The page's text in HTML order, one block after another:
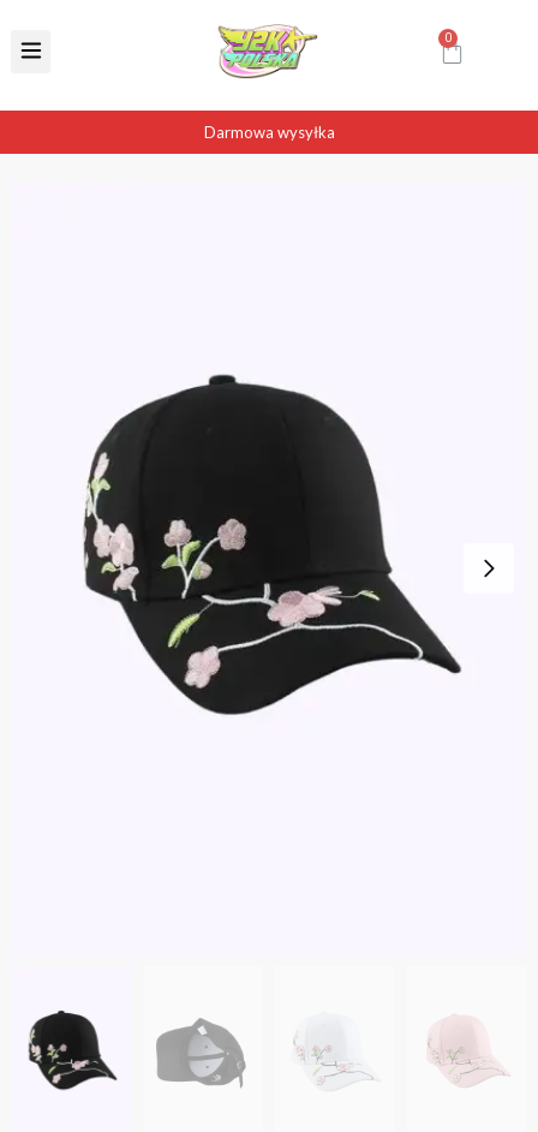
Darmowa wysyłka